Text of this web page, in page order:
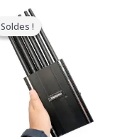
Soldes !
Soldes !
Le
prix
original
était
:
$999.00.$649.99.